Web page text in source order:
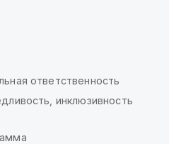
ответственность
инклюзивность